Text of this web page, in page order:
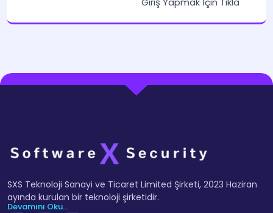
SXS Teknoloji Sanayi ve Ticaret Limited Şirketi, 2023 Haziran
ayında kurulan bir teknoloji şirketidir.
Devamını Oku...